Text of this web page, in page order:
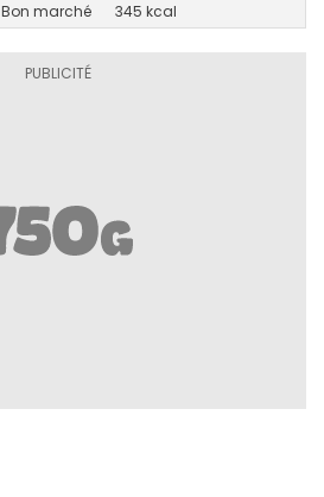
Bon marché 345 kcal